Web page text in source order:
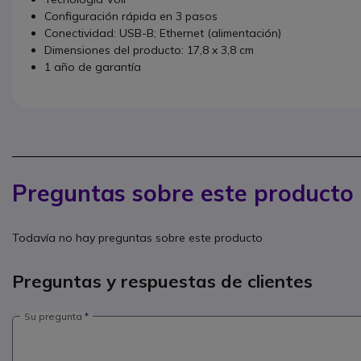
Configuración rápida en 3 pasos
Conectividad: USB-B; Ethernet (alimentación)
Dimensiones del producto: 17,8 x 3,8 cm
1 año de garantía
Preguntas sobre este producto
Todavía no hay preguntas sobre este producto
Preguntas y respuestas de clientes
Su pregunta